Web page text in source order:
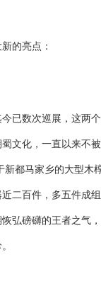
的亮点：
已数次巡展，这两
文化，一直以来不
都马家乡的大型木
二百件，多五件成
弘磅礴的王者之气